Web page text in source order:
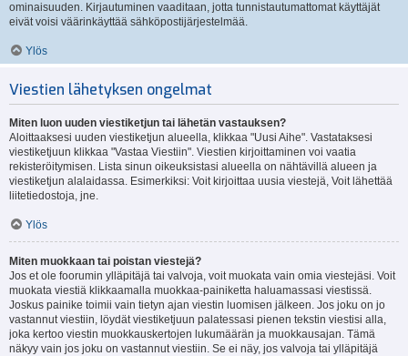
ominaisuuden. Kirjautuminen vaaditaan, jotta tunnistautumattomat käyttäjät
eivät voisi väärinkäyttää sähköpostijärjestelmää.
Ylös
Viestien lähetyksen ongelmat
Miten luon uuden viestiketjun tai lähetän vastauksen?
Aloittaaksesi uuden viestiketjun alueella, klikkaa "Uusi Aihe". Vastataksesi
viestiketjuun klikkaa "Vastaa Viestiin". Viestien kirjoittaminen voi vaatia
rekisteröitymisen. Lista sinun oikeuksistasi alueella on nähtävillä alueen ja
viestiketjun alalaidassa. Esimerkiksi: Voit kirjoittaa uusia viestejä, Voit lähettää
liitetiedostoja, jne.
Ylös
Miten muokkaan tai poistan viestejä?
Jos et ole foorumin ylläpitäjä tai valvoja, voit muokata vain omia viestejäsi. Voit
muokata viestiä klikkaamalla muokkaa-painiketta haluamassasi viestissä.
Joskus painike toimii vain tietyn ajan viestin luomisen jälkeen. Jos joku on jo
vastannut viestiin, löydät viestiketjuun palatessasi pienen tekstin viestisi alla,
joka kertoo viestin muokkauskertojen lukumäärän ja muokkausajan. Tämä
näkyy vain jos joku on vastannut viestiin. Se ei näy, jos valvoja tai ylläpitäjä